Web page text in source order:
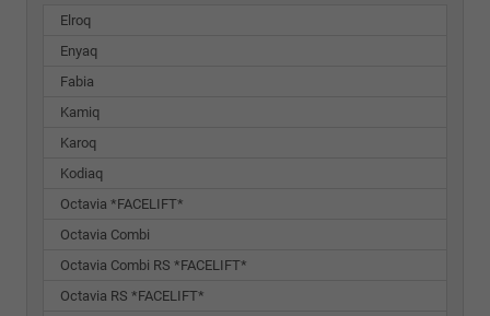
Elroq
Enyaq
Fabia
Kamiq
Karoq
Kodiaq
Octavia *FACELIFT*
Octavia Combi
Octavia Combi RS *FACELIFT*
Octavia RS *FACELIFT*